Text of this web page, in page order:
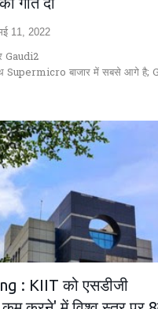
11, 2022
Supermicro बाजार में सबसे आगे है;
: KIIT को एसडीजी